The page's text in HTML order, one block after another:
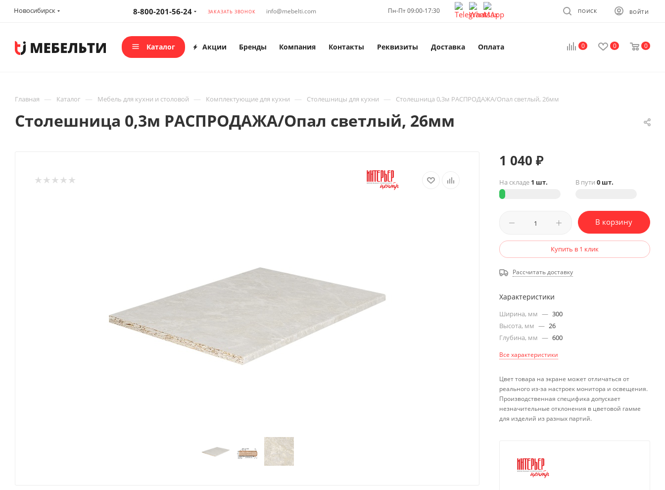
Новосибирск 8-800-201-56-24 ЗАКАЗАТЬ ЗВОНОК info@mebelti.com Пн-Пт 09:00-17:30 ВОЙТИ
ПОИСК
0 0 0
Каталог Акции Бренды Компания Контакты Реквизиты Доставка Оплата
Главная — Каталог — Мебель для кухни и столовой — Комплектующие для кухни — Столешницы для кухни — Столешница 0,3м РАСПРОДАЖА/Опал светлый, 26мм
Столешница 0,3м РАСПРОДАЖА/Опал светлый, 26мм
1 040 ₽
На складе 1 шт. В пути 0 шт.
В корзину
Купить в 1 клик
Рассчитать доставку
Характеристики
Ширина, мм — 300
Высота, мм — 26
Глубина, мм — 600
Все характеристики
Цвет товара на экране может отличаться от
реального из-за настроек монитора и освещения.
Производственная специфика допускает
незначительные отклонения в цветовой гамме
для изделий из разных партий.